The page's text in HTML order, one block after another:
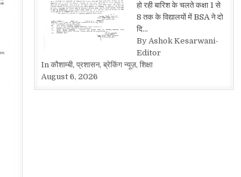
हो रही बारिश के चलते कक्षा 1 से
8 तक के विद्यालयों में BSA ने दो
दि…
By Ashok Kesarwani-
Editor
In कौशाम्बी, प्रशासन, ब्रेकिंग न्यूज़, शिक्षा
August 6, 2026